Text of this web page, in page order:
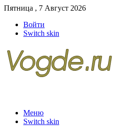
Пятница , 7 Август 2026
Войти
Switch skin
Меню
Switch skin